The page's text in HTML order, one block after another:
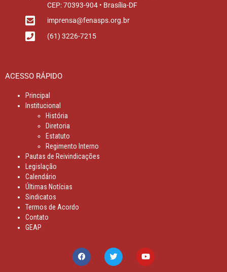
CEP: 70393-904 • Brasília-DF
imprensa@fenasps.org.br
(61) 3226-7215
ACESSO RÁPIDO
Principal
Institucional
História
Diretoria
Estatuto
Regimento Interno
Pautas de Reivindicações
Legislação
Calendário
Últimas Notícias
Sindicatos
Termos de Acordo
Contato
GEAP